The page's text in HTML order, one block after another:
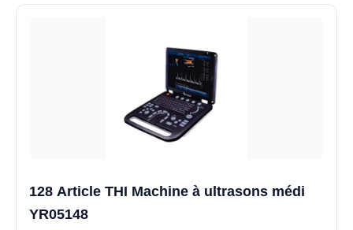
128 Article THI Machine à ultrasons médi
YR05148